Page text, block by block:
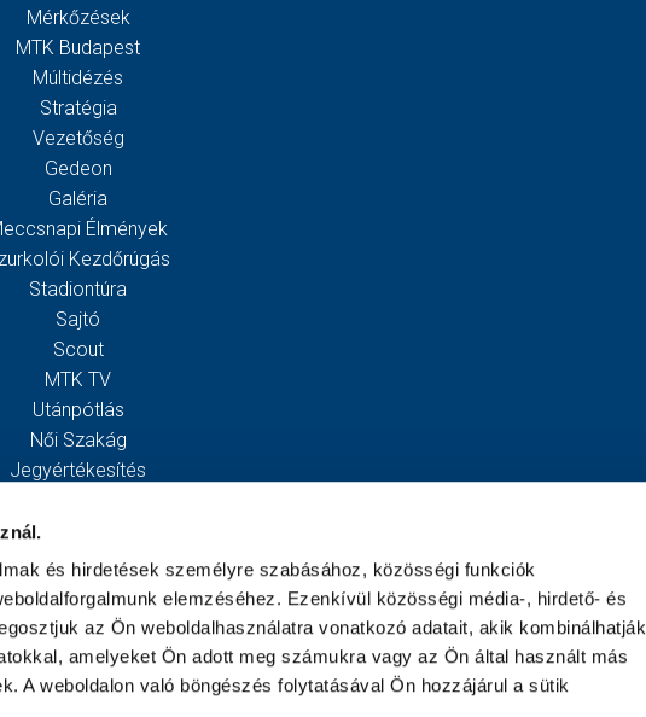
és hirdetések személyre szabásához, közösségi funkciók
elemzéséhez. Ezenkívül közösségi média-, hirdető- és
az Ön weboldalhasználatra vonatkozó adatait, akik kombinálhatják
amelyeket Ön adott meg számukra vagy az Ön által használt más
A weboldalon való böngészés folytatásával Ön hozzájárul a sütik
Mérkőzések
MTK Budapest
Múltidézés
Stratégia
Vezetőség
Gedeon
Galéria
Élmények
Kezdőrúgás
Stadiontúra
Sajtó
Scout
MTK TV
Utánpótlás
Női Szakág
Jegyértékesítés
Egyesület
Kapcsolat